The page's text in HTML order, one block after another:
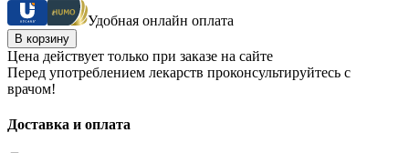
Удобная онлайн оплата
В корзину
Цена действует только при заказе на сайте
Перед употреблением лекарств проконсультируйтесь с
врачом!
Доставка и оплата